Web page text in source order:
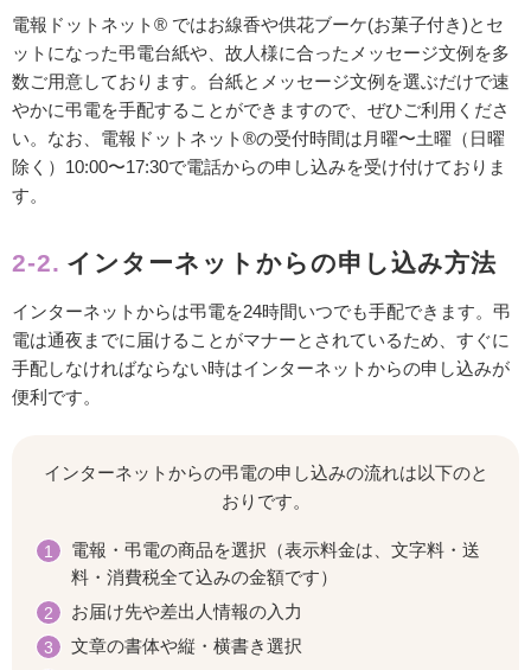
電報ドットネット® ではお線香や供花ブーケ(お菓子付き)とセ
ットになった弔電台紙や、故人様に合ったメッセージ文例を多
数ご用意しております。台紙とメッセージ文例を選ぶだけで速
やかに弔電を手配することができますので、ぜひご利用くださ
い。なお、電報ドットネット®の受付時間は月曜〜土曜（日曜
除く）10:00〜17:30で電話からの申し込みを受け付けておりま
す。
2-2. インターネットからの申し込み方法
インターネットからは弔電を24時間いつでも手配できます。弔
電は通夜までに届けることがマナーとされているため、すぐに
手配しなければならない時はインターネットからの申し込みが
便利です。
インターネットからの弔電の申し込みの流れは以下のと
おりです。
電報・弔電の商品を選択（表示料金は、文字料・送
料・消費税全て込みの金額です）
お届け先や差出人情報の入力
文章の書体や縦・横書き選択